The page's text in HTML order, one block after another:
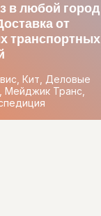
в любой город
от
транспортных
Кит, Деловые
Мейджик Транс,